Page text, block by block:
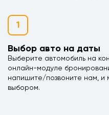
1
Выбор авто на даты
Выберите автомобиль на
онлайн-модуле
напишите/позвоните нам, и
выбором.